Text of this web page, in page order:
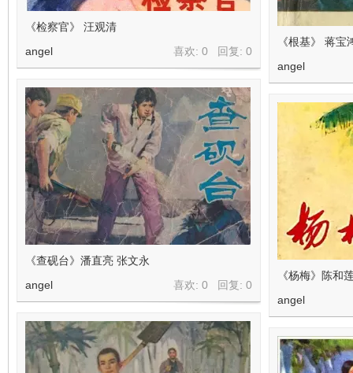
《检察官》 汪观清
喜欢: 0 回复: 0
angel
《根基》 蒋宝
angel
《查砚台》潘直亮 张文永
喜欢: 0 回复: 0
angel
《杨梅》陈和
angel